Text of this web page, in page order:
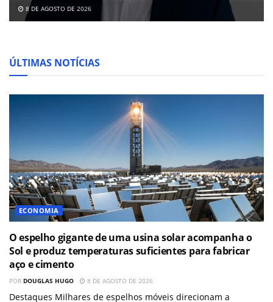
8 DE AGOSTO DE 2026
ÚLTIMAS NOTÍCIAS
ECONOMIA
O espelho gigante de uma usina solar acompanha o
Sol e produz temperaturas suficientes para fabricar
aço e cimento
POR DOUGLAS HUGO 8 DE AGOSTO DE 2026
Destaques Milhares de espelhos móveis direcionam a